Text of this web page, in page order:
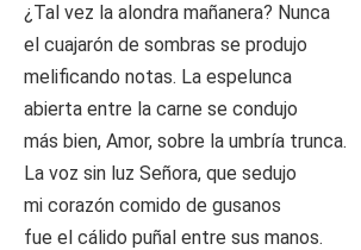
¿Tal vez la alondra mañanera? Nunca
el cuajarón de sombras se produjo
melificando notas. La espelunca
abierta entre la carne se condujo
más bien, Amor, sobre la umbría trunca.
La voz sin luz Señora, que sedujo
mi corazón comido de gusanos
fue el cálido puñal entre sus manos.